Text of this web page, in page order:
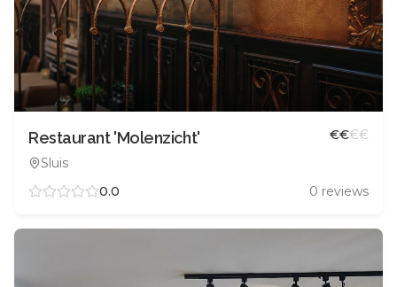
Restaurant 'Molenzicht'
Sluis
€€€€
0.0 0 reviews